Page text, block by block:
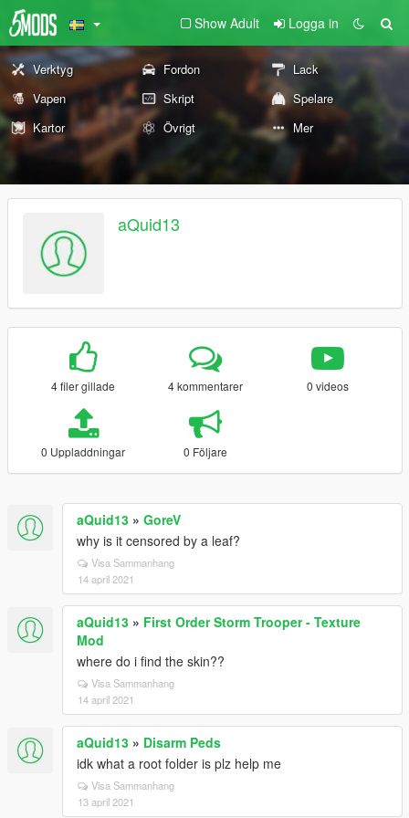
Show Adult Logga in
Verktyg Fordon
Lack
Vapen
Skript
Spelare
Kartor
Övrigt Mer
aQuid13
4 filer gillade 4 kommentarer 0 videos
0 Uppladdningar 0 Följare
aQuid13 » GoreV
why is it censored by a leaf?
Visa Sammanhang
14 april 2021
aQuid13 » First Order Storm Trooper - Texture
Mod
where do i find the skin??
Visa Sammanhang
14 april 2021
aQuid13 » Disarm Peds
idk what a root folder is plz help me
Visa Sammanhang
13 april 2021